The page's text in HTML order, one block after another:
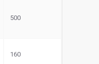
500
160